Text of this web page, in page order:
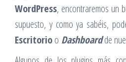
WordPress, encontraremos un
supuesto, y como ya sabéis,
Escritorioo Dashboardde